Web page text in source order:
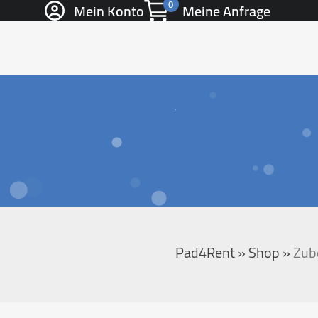
Mein Konto 0 Meine Anfrage
Pad4Rent»Shop»